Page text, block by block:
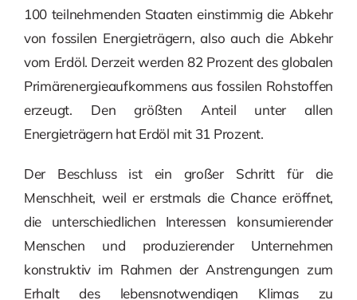
100 teilnehmenden Staaten einstimmig die Abkehr
von fossilen Energieträgern, also auch die Abkehr
vom Erdöl. Derzeit werden 82 Prozent des globalen
Primärenergieaufkommens aus fossilen Rohstoffen
erzeugt. Den größten Anteil unter allen
Energieträgern hat Erdöl mit 31 Prozent.
Der Beschluss ist ein großer Schritt für die
Menschheit, weil er erstmals die Chance eröffnet,
die unterschiedlichen Interessen konsumierender
Menschen und produzierender Unternehmen
konstruktiv im Rahmen der Anstrengungen zum
Erhalt des lebensnotwendigen Klimas zu